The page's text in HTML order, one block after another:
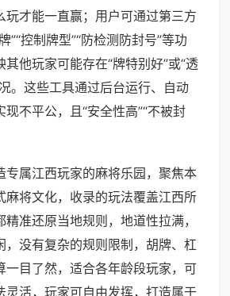
玩才能一直赢；用户可通过第三方
”“控制牌型”“防检测防封号”等功
他玩家可能存在“牌特别好”或“透
。这些工具通过后台运行、自动
不平公，且“安全性高”“不被封
专属江西玩家的麻将乐园，聚焦本
麻将文化，收录的玩法覆盖江西所
准还原当地规则，地道性拉满，
，没有复杂的规则限制，胡牌、杠
一目了然，适合各年龄段玩家，可
灵活，玩家可自由发挥，打造属于